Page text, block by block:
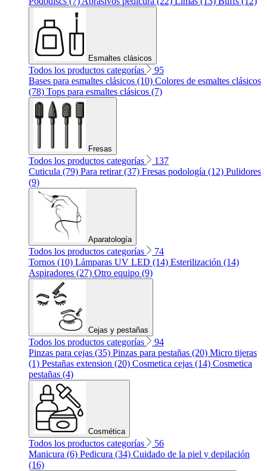
Esmaltes clásicos
Todos los productos categorías
95
Bases para esmaltes clásicos (10) Colores de esmaltes clásicos
(78) Tops para esmaltes clásicos (7)
Fresas
Todos los productos categorías
137
Cuticula (79) Para retirar (37) Fresas podología (12) Pulidores
(9)
Aparatología
Todos los productos categorías
74
Tornos (10) Lámparas UV LED (14) Esterilización (14)
Aspiradores (27) Otro equipo (9)
Cejas y pestañas
Todos los productos categorías
94
Pinzas para cejas (35) Pinzas para pestañas (20) Micro tijeras
(1) Pestañas extension (20) Cosmetica cejas (14) Cosmetica
pestañas (4)
Cosmética
Todos los productos categorías
56
Manicura (6) Pedicura (34) Cuidado de la piel y depilación
(16)